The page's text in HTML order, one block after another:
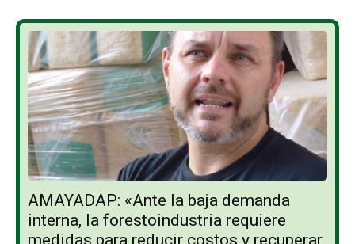
AMAYADAP: «Ante la baja demanda
interna, la forestoindustria requiere
medidas para reducir costos y recuperar